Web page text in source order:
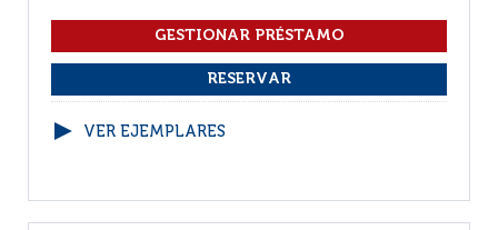
VER EJEMPLARES